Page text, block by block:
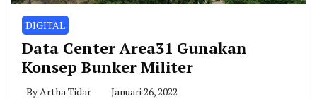
DIGITAL
Data Center Area31 Gunakan
Konsep Bunker Militer
By Artha Tidar Januari 26, 2022